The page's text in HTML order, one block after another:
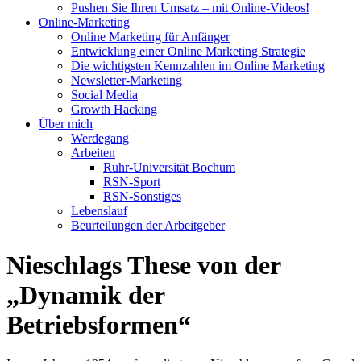
Pushen Sie Ihren Umsatz – mit Online-Videos!
Online-Marketing
Online Marketing für Anfänger
Entwicklung einer Online Marketing Strategie
Die wichtigsten Kennzahlen im Online Marketing
Newsletter-Marketing
Social Media
Growth Hacking
Über mich
Werdegang
Arbeiten
Ruhr-Universität Bochum
RSN-Sport
RSN-Sonstiges
Lebenslauf
Beurteilungen der Arbeitgeber
Nieschlags These von der
„Dynamik der
Betriebsformen“